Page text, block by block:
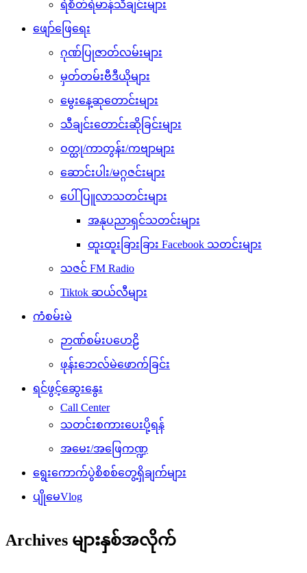
ရဲစိတ်ရဲမာန်သီချင်းများ
ဖျော်ဖြေရေး
ဂုဏ်ပြုဇာတ်လမ်းများ
မှတ်တမ်းဗီဒီယိုများ
မွေးနေ့ဆုတောင်းများ
သီချင်းတောင်းဆိုခြင်းများ
ဝတ္ထု/ကာတွန်း/ကဗျာများ
ဆောင်းပါး/မဂ္ဂဇင်းများ
ပေါ်ပြူလာသတင်းများ
အနုပညာရှင်သတင်းများ
ထူးထူးခြားခြား Facebook သတင်းများ
သဇင် FM Radio
Tiktok ဆယ်လီများ
ကံစမ်းမဲ
ဉာဏ်စမ်းပဟေဠိ
ဖုန်းဘေလ်မဲဖောက်ခြင်း
ရင်ဖွင့်ဆွေးနွေး
Call Center
သတင်းစကားပေးပို့ရန်
အမေး/အဖြေကဏ္ဍ
ရွေးကောက်ပွဲစိစစ်တွေ့ရှိချက်များ
ပျိုမေVlog
Archives များနှစ်အလိုက်